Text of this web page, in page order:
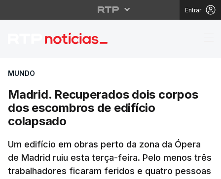
Entrar
Madrid.
MUNDO
Madrid. Recuperados dois corpos
dos escombros de edifício
colapsado
Um edifício em obras perto da zona da Ópera
de Madrid ruiu esta terça-feira. Pelo menos três
trabalhadores ficaram feridos e quatro pessoas